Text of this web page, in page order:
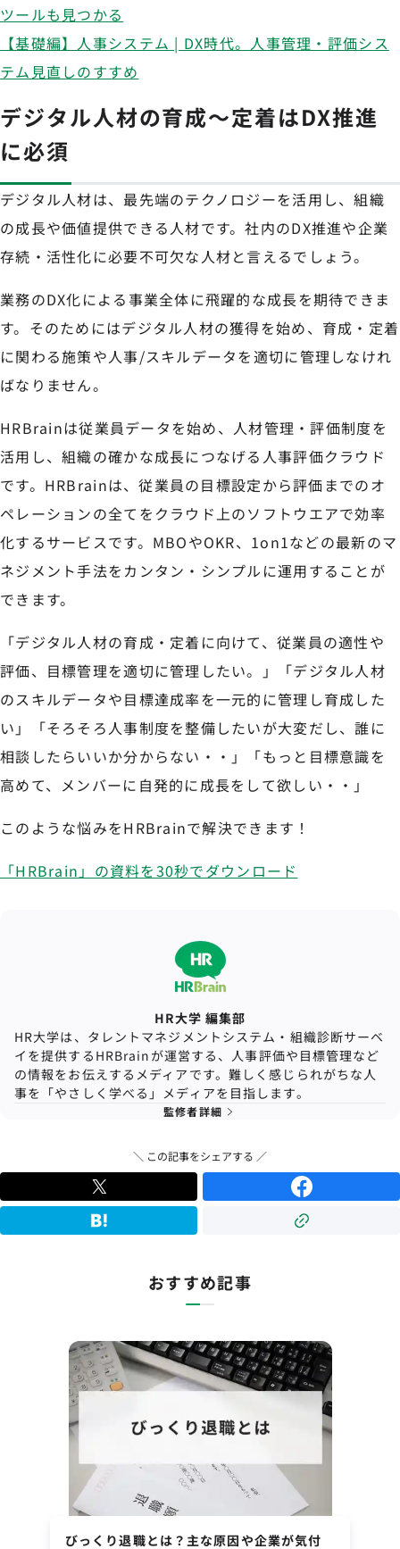
ツールも見つかる
【基礎編】人事システム | DX時代。人事管理・評価シス
テム見直しのすすめ
デジタル人材の育成～定着はDX推進
に必須
デジタル人材は、最先端のテクノロジーを活用し、組織
の成長や価値提供できる人材です。社内のDX推進や企業
存続・活性化に必要不可欠な人材と言えるでしょう。
業務のDX化による事業全体に飛躍的な成長を期待できま
す。そのためにはデジタル人材の獲得を始め、育成・定着
に関わる施策や人事/スキルデータを適切に管理しなけれ
ばなりません。
HRBrainは従業員データを始め、人材管理・評価制度を
活用し、組織の確かな成長につなげる人事評価クラウド
です。HRBrainは、従業員の目標設定から評価までのオ
ペレーションの全てをクラウド上のソフトウエアで効率
化するサービスです。MBOやOKR、1on1などの最新のマ
ネジメント手法をカンタン・シンプルに運用することが
できます。
「デジタル人材の育成・定着に向けて、従業員の適性や
評価、目標管理を適切に管理したい。」「デジタル人材
のスキルデータや目標達成率を一元的に管理し育成した
い」「そろそろ人事制度を整備したいが大変だし、誰に
相談したらいいか分からない・・」「もっと目標意識を
高めて、メンバーに自発的に成長をして欲しい・・」
このような悩みをHRBrainで解決できます！
「HRBrain」の資料を30秒でダウンロード
HR大学 編集部
HR大学は、タレントマネジメントシステム・組織診断サーベ
イを提供するHRBrainが運営する、人事評価や目標管理など
の情報をお伝えするメディアです。難しく感じられがちな人
事を「やさしく学べる」メディアを目指します。
監修者詳細
＼ この記事をシェアする ／
おすすめ記事
びっくり退職とは？主な原因や企業が気付